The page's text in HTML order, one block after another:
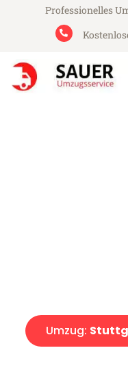
Professionelles
Umzug: